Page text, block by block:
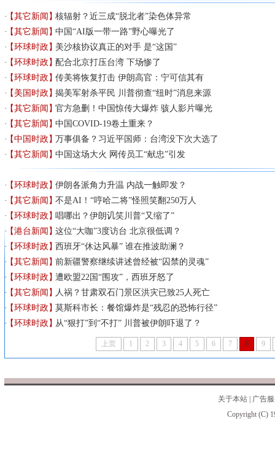
【其它新闻】核辐射？近三成“脱北者”染色体异常
【其它新闻】中国“AI版一带一路”野心曝光了
【环球时政】美沙核协议真正的对手 是“这国”
【环球时政】配合北京打压台湾 下场惨了
【环球时政】传美将恢复打击 伊朗高官：宁可信其有
【美国时政】揭美军射杀平民 川普彻查“纽时”消息来源
【其它新闻】官方急删！中国惊传大爆炸 骇人影片曝光
【其它新闻】中国COVID-19卷土重来？
【中国时政】万事俱备？习近平国师：台湾没下次大选了
【其它新闻】中国这场大火 网传员工“献忠”引发
【环球时政】伊朗各派角力升温 内战一触即发？
【其它新闻】不是AI！“哼哈二将”怪照笑翻250万人
【环球时政】唱哪出？伊朗讥笑川普“又缩了”
【港台新闻】这位“大咖”3度访台 北京很低调？
【环球时政】西班牙“休达风暴” 谁在推波助澜？
【其它新闻】前新疆警察继续讲述曾经被“囚禁的灵魂”
【环球时政】遭欧盟22国“围攻”，西班牙怒了
【其它新闻】人祸？甘肃双石门景区洪灾已致25人死亡
【环球时政】莫斯科市长：餐馆爆炸是“残忍的恐怖行径”
【环球时政】从“狠打”到“不打” 川普被伊朗吓退了？
上页 1 2 3 4 5 6 7 8 9
关于本站
广告
Copyright (C)